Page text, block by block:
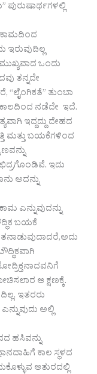
ಇರುವುದಿಲ್ಲ
ಒಂದು
ತನ್ನದೇ
ತುಂಬಾ
ನಡೆದೇ ಇದೆ.
ಇದ್ದದ್ದು ದೇಹದ
ಮತ್ತು ಬಯಕೆಗಳಿಂದ
ಇದು
ಅದನ್ನು
ಎನ್ನುವುದನ್ನು
ಬಯಕೆ
ಆ ಕ್ಷಣಕ್ಕೆ.
ಇತರರು
ಅಲ್ಲಿ
ಹಸಿವನ್ನು
ಕಾಲ ಸ್ಥಳದ
ಆತುರದಲ್ಲಿ